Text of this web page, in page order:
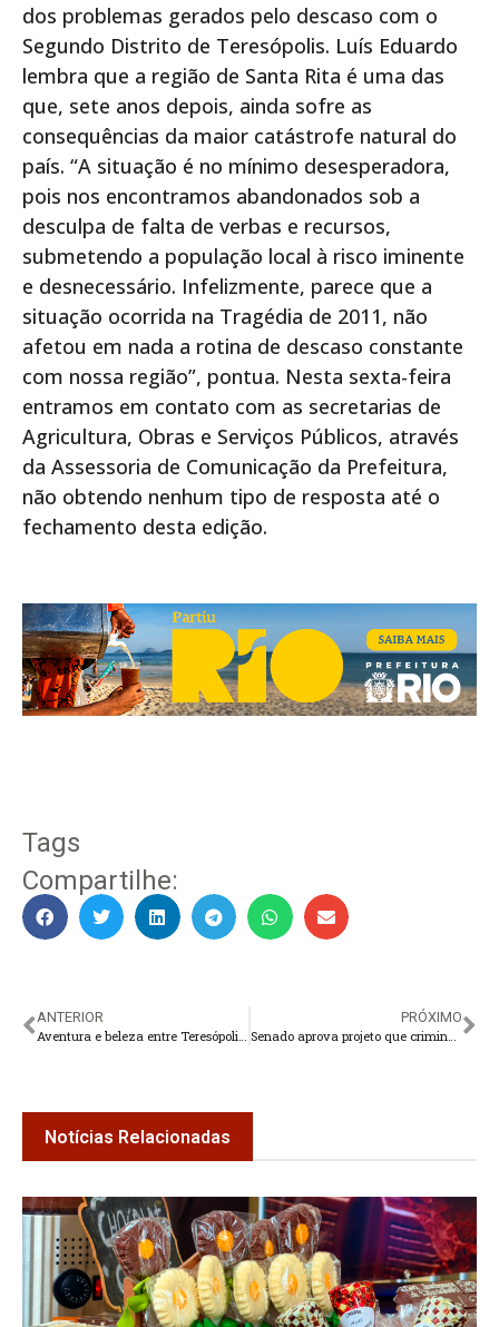
dos problemas gerados pelo descaso com o
Segundo Distrito de Teresópolis. Luís Eduardo
lembra que a região de Santa Rita é uma das
que, sete anos depois, ainda sofre as
consequências da maior catástrofe natural do
país. “A situação é no mínimo desesperadora,
pois nos encontramos abandonados sob a
desculpa de falta de verbas e recursos,
submetendo a população local à risco iminente
e desnecessário. Infelizmente, parece que a
situação ocorrida na Tragédia de 2011, não
afetou em nada a rotina de descaso constante
com nossa região”, pontua. Nesta sexta-feira
entramos em contato com as secretarias de
Agricultura, Obras e Serviços Públicos, através
da Assessoria de Comunicação da Prefeitura,
não obtendo nenhum tipo de resposta até o
fechamento desta edição.
Tags
Compartilhe:
ANTERIOR
PRÓXIMO
Notícias Relacionadas